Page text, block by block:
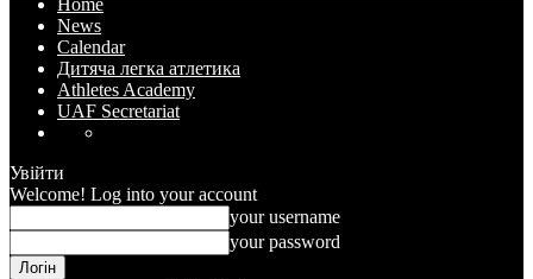
Home
News
Calendar
Дитяча легка атлетика
Athletes Academy
UAF Secretariat
Увійти
Welcome! Log into your account
your username
your password